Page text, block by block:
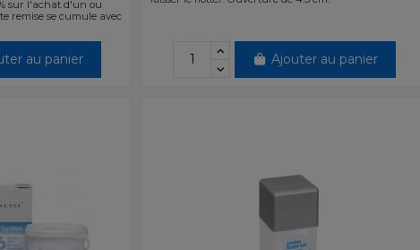
sur l'achat d'un ou
remise se cumule avec
au panier Ajouter au panier